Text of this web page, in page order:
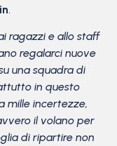
.
ragazzi e allo staff
regalarci nuove
una squadra di
in questo
mille incertezze,
il volano per
di ripartire non